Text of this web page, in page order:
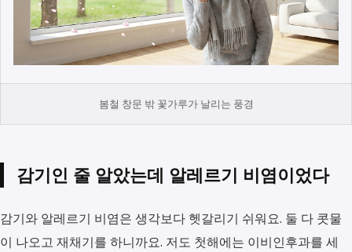
봄철 창문 밖 꽃가루가 날리는 풍경
감기인 줄 알았는데 알레르기 비염이었다
감기와 알레르기 비염은 생각보다 헷갈리기 쉬워요. 둘 다 콧물
이 나오고 재채기를 하니까요. 저도 첫해에는 이비인후과를 세